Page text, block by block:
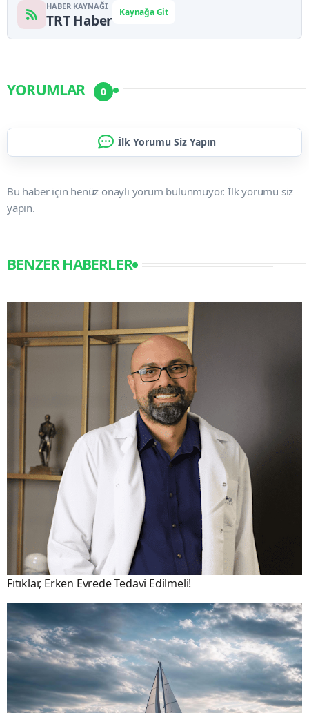
HABER KAYNAĞI
TRT Haber Kaynağa Git
YORUMLAR 0
İlk Yorumu Siz Yapın
Bu haber için henüz onaylı yorum bulunmuyor. İlk yorumu siz
yapın.
BENZER HABERLER
Fıtıklar, Erken Evrede Tedavi Edilmeli!